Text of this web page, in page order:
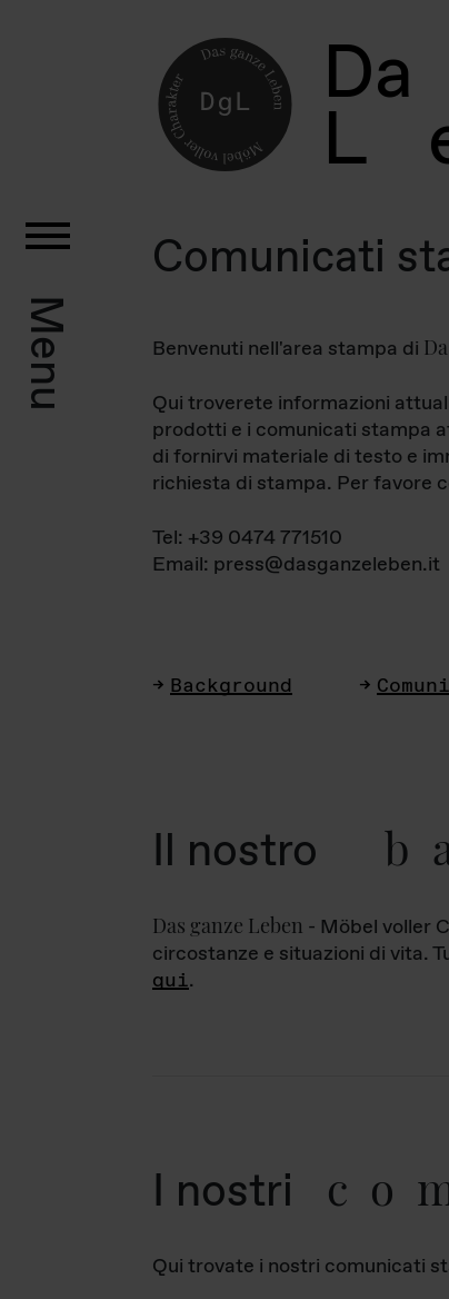
Da
L
Menu
Comunicati
Benvenuti nell'area stampa di
Qui troverete informazioni
prodotti e i comunicati stampa
di fornirvi materiale di testo e
richiesta di stampa. Per favore
Tel: +39 0474 771510
Email: press@dasganzeleben.it
Background
Il nostro
Das ganze Leben - Möbel voller
circostanze e situazioni di vita.
qui.
I nostri
Qui trovate i nostri comunicati